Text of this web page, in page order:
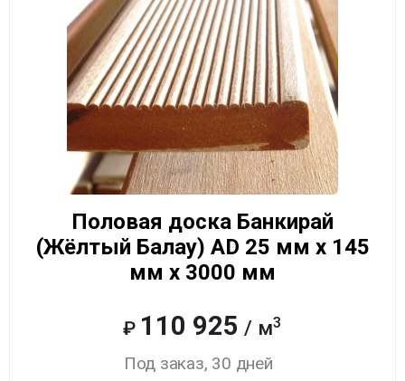
Половая доска Банкирай
(Жёлтый Балау) AD 25 мм x 145
мм x 3000 мм
₽ 110 925 / м3
Под заказ, 30 дней